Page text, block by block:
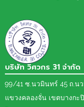
บริษัท วิศวกร 31 จำกัด
99/41 ซ.นวมินทร์ 45 ถ.น
แขวงคลองจั่น เขตบางกะ